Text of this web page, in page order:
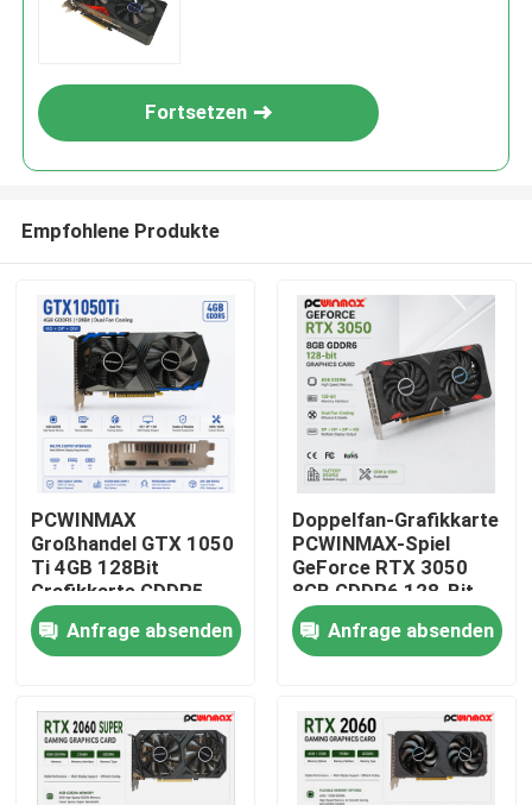
Produkte
Fortsetzen
Empfohlene Produkte
PCWINMAX
Großhandel GTX 1050
Ti 4GB 128Bit
Grafikkarte GDDR5
Low Power GPU mit
HD DP DVI Ausgang
für Desktop
Anfrage absenden
Doppelfan-Grafikkarte
PCWINMAX-Spiel
GeForce RTX 3050
8GB GDDR6 128-Bit
HD/DP PCIe 4 für PC
SpielAnfrage absenden